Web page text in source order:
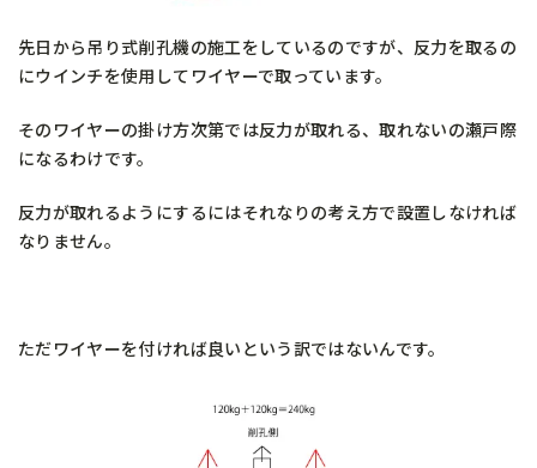
先日から吊り式削孔機の施工をしているのですが、反力を取るの
にウインチを使用してワイヤーで取っています。
そのワイヤーの掛け方次第では反力が取れる、取れないの瀬戸際
になるわけです。
反力が取れるようにするにはそれなりの考え方で設置しなければ
なりません。
ただワイヤーを付ければ良いという訳ではないんです。